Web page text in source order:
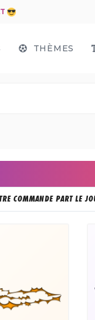
THÈMES
COMMANDE PART LE